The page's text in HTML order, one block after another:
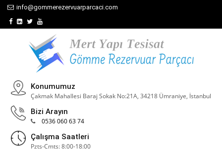
info@gommerezervuarparcaci.com
Konumumuz
Çakmak Mahallesi Baraj Sokak No:21A, 34218 Ümraniye, İstanbul
Bizi Arayın
0536 060 63 74
Çalışma Saatleri
Pzts-Cmts: 8:00-18:00